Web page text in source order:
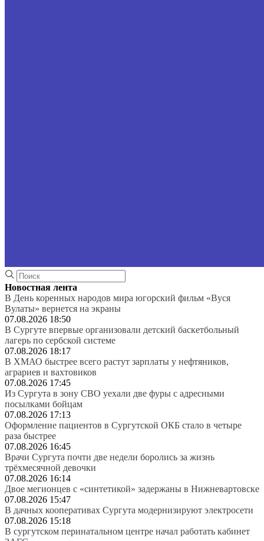
Новостная лента
В День коренных народов мира югорский фильм «Вуся
Вулаты» вернется на экраны
07.08.2026 18:50
В Сургуте впервые организовали детский баскетбольный
лагерь по сербской системе
07.08.2026 18:17
В ХМАО быстрее всего растут зарплаты у нефтяников,
аграриев и вахтовиков
07.08.2026 17:45
Из Сургута в зону СВО уехали две фуры с адресными
посылками бойцам
07.08.2026 17:13
Оформление пациентов в Сургутской ОКБ стало в четыре
раза быстрее
07.08.2026 16:45
Врачи Сургута почти две недели боролись за жизнь
трёхмесячной девочки
07.08.2026 16:14
Двое мегионцев с «синтетикой» задержаны в Нижневартовске
07.08.2026 15:47
В дачных кооперативах Сургута модернизируют электросети
07.08.2026 15:18
В сургутском перинатальном центре начал работать кабинет